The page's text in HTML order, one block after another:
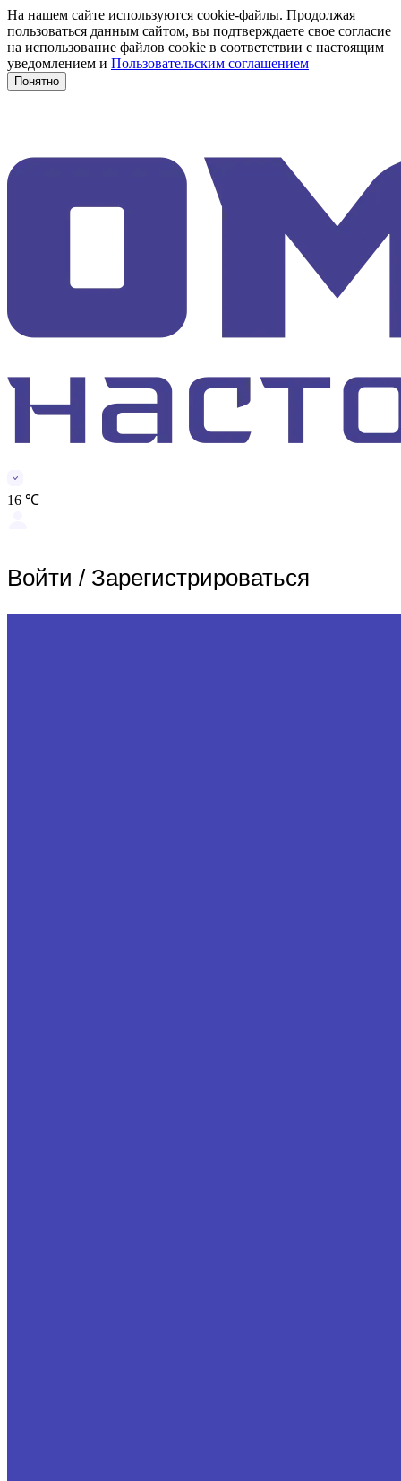
На нашем сайте используются cookie-файлы. Продолжая
пользоваться данным сайтом, вы подтверждаете свое согласие
на использование файлов cookie в соответствии с настоящим
уведомлением и Пользовательским соглашением
Понятно
16 ℃
Войти / Зарегистрироваться